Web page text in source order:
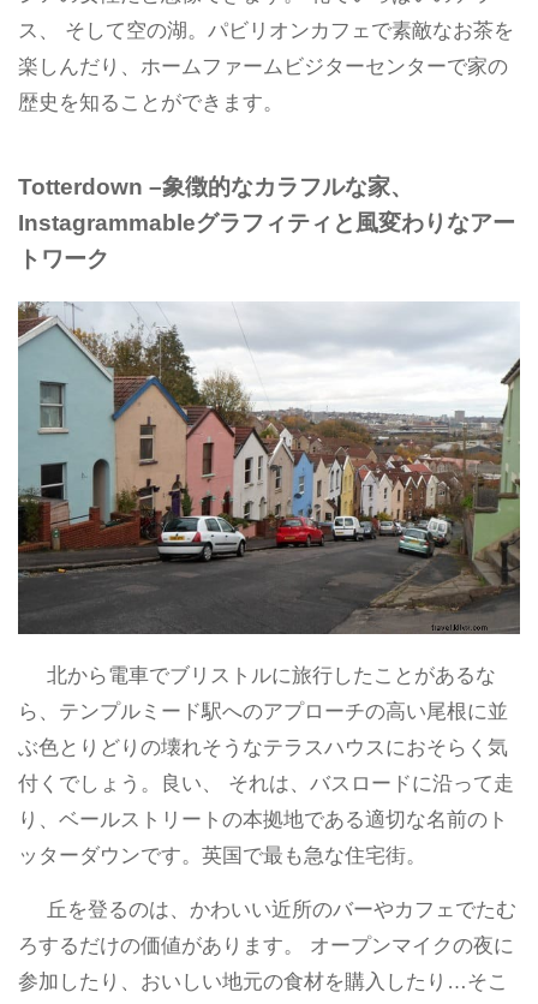
ス、 そして空の湖。パビリオンカフェで素敵なお茶を
楽しんだり、ホームファームビジターセンターで家の
歴史を知ることができます。
Totterdown –象徴的なカラフルな家、
Instagrammableグラフィティと風変わりなアー
トワーク
北から電車でブリストルに旅行したことがあるな
ら、テンプルミード駅へのアプローチの高い尾根に並
ぶ色とりどりの壊れそうなテラスハウスにおそらく気
付くでしょう。良い、 それは、バスロードに沿って走
り、ベールストリートの本拠地である適切な名前のト
ッターダウンです。英国で最も急な住宅街。
丘を登るのは、かわいい近所のバーやカフェでたむ
ろするだけの価値があります。 オープンマイクの夜に
参加したり、おいしい地元の食材を購入したり…そこ